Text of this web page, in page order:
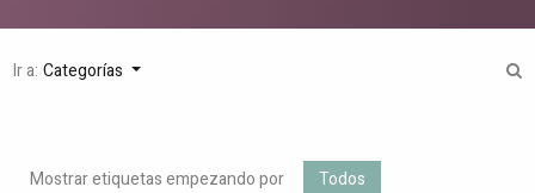
Ir a: Categorías
Mostrar etiquetas empezando por Todos